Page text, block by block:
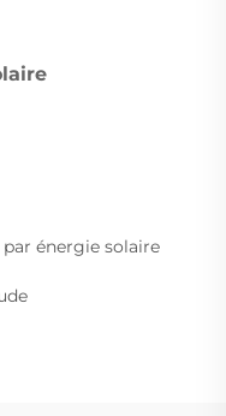
énergie solaire